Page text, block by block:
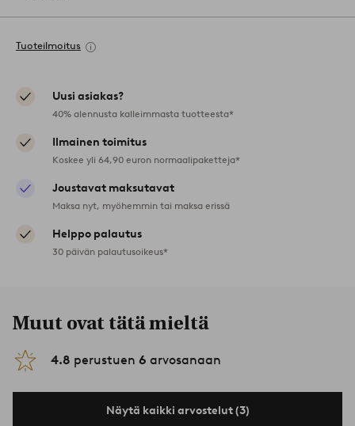
Tuoteilmoitus
Uusi asiakas?
40% alennusta kalleimmasta tuotteesta*
Ilmainen toimitus
Koskee yli 64,90 euron normaalipaketteja*
Joustavat maksutavat
Maksa nyt, myöhemmin tai maksa erissä
Helppo palautus
30 päivän palautusoikeus*
Muut ovat tätä mieltä
4.8 perustuen 6 arvosanaan
Näytä kaikki arvostelut (3)